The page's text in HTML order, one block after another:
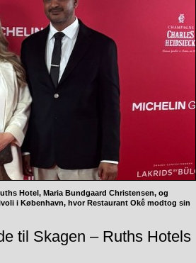
Hotel, Maria Bundgaard Christensen, og
i København, hvor Restaurant Okê modtog sin
til Skagen – Ruths Hotels